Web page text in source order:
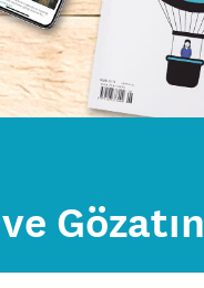
Gözatın